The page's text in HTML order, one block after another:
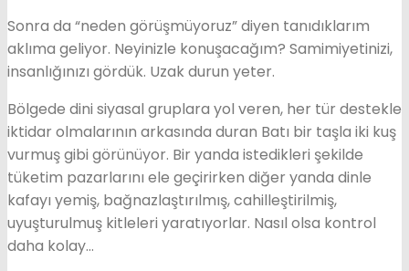
Sonra da “neden görüşmüyoruz” diyen tanıdıklarım
aklıma geliyor. Neyinizle konuşacağım? Samimiyetinizi,
insanlığınızı gördük. Uzak durun yeter.
Bölgede dini siyasal gruplara yol veren, her tür destekle
iktidar olmalarının arkasında duran Batı bir taşla iki kuş
vurmuş gibi görünüyor. Bir yanda istedikleri şekilde
tüketim pazarlarını ele geçirirken diğer yanda dinle
kafayı yemiş, bağnazlaştırılmış, cahilleştirilmiş,
uyuşturulmuş kitleleri yaratıyorlar. Nasıl olsa kontrol
daha kolay…